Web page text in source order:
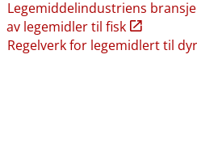
Legemiddelindustriens
av legemidler til fisk
Regelverk for legemidlert til